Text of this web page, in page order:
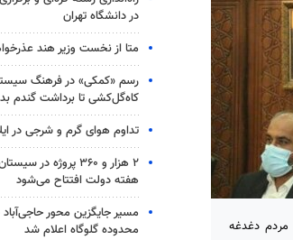
مردم دغدغه
در دانشگاه تهران
متا از نخست وزیر هند
رسم «کمکی» در فرهنگ
کاه‌گل‌کشی تا برداشت گندم
تداوم هوای گرم و شرجی در
۲ هزار و ۳۶۰ پروژه در
هفته دولت افتتاح می‌شود
مسیر جایگزین محور
محدوده گلوگاه اعلام شد